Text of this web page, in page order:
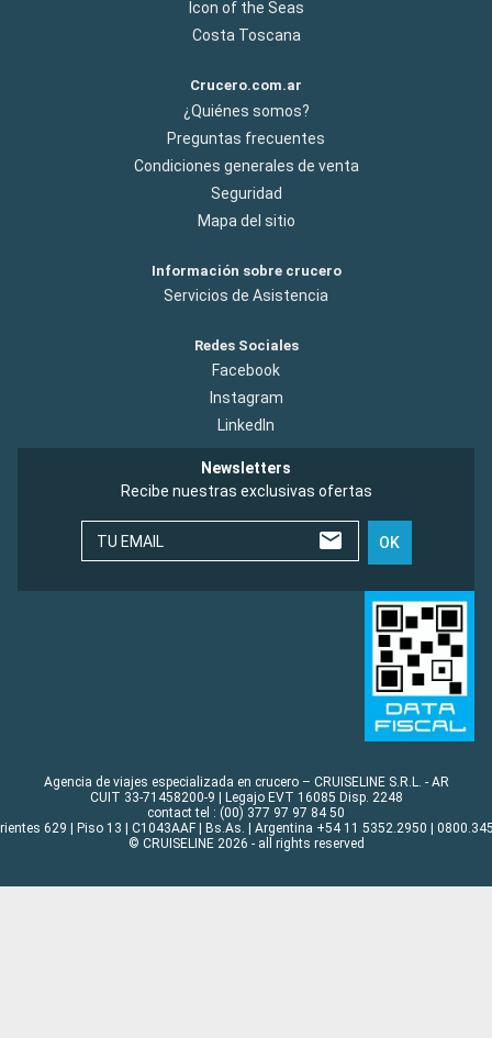
Icon of the Seas
Costa Toscana
Crucero.com.ar
¿Quiénes somos?
Preguntas frecuentes
Condiciones generales de venta
Seguridad
Mapa del sitio
Información sobre crucero
Servicios de Asistencia
Redes Sociales
Facebook
Instagram
LinkedIn
Newsletters
Recibe nuestras exclusivas ofertas
TU EMAIL OK
Agencia de viajes especializada en crucero – CRUISELINE S.R.L. - AR
CUIT 33-71458200-9 | Legajo EVT 16085 Disp. 2248
contact tel : (00) 377 97 97 84 50
629 | Piso 13 | C1043AAF | Bs.As. | Argentina +54 11 5352.2950 |
© CRUISELINE 2026 - all rights reserved